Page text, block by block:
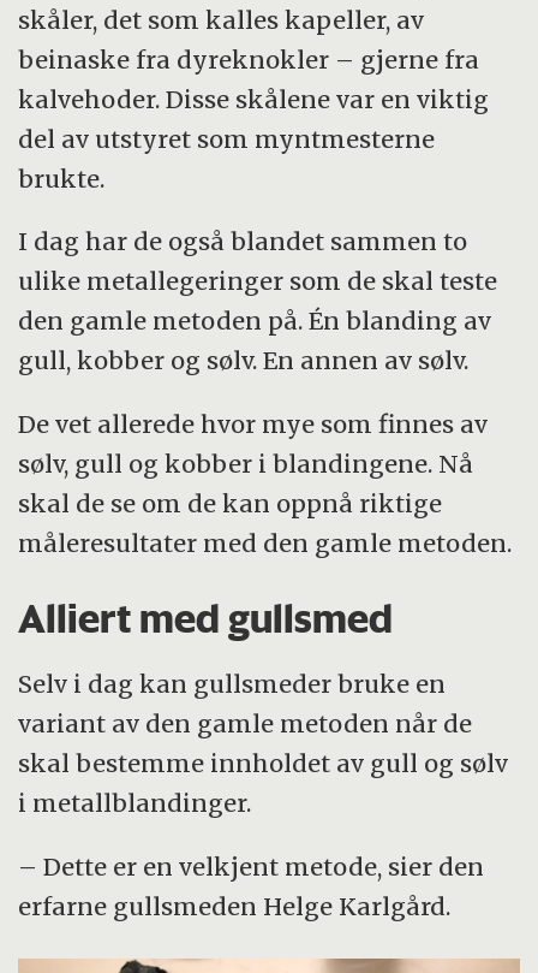
skåler, det som kalles kapeller, av
beinaske fra dyreknokler – gjerne fra
kalvehoder. Disse skålene var en viktig
del av utstyret som myntmesterne
brukte.
I dag har de også blandet sammen to
ulike metallegeringer som de skal teste
den gamle metoden på. Én blanding av
gull, kobber og sølv. En annen av sølv.
De vet allerede hvor mye som finnes av
sølv, gull og kobber i blandingene. Nå
skal de se om de kan oppnå riktige
måleresultater med den gamle metoden.
Alliert med gullsmed
Selv i dag kan gullsmeder bruke en
variant av den gamle metoden når de
skal bestemme innholdet av gull og sølv
i metallblandinger.
– Dette er en velkjent metode, sier den
erfarne gullsmeden Helge Karlgård.